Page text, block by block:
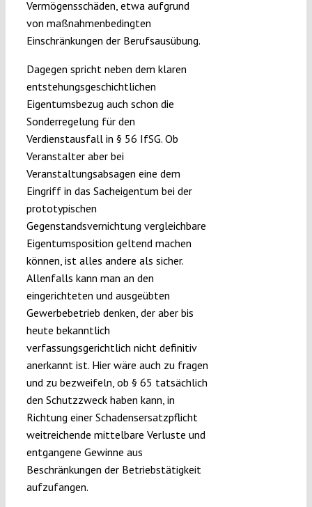
Vermögensschäden, etwa aufgrund
von maßnahmenbedingten
Einschränkungen der Berufsausübung.
Dagegen spricht neben dem klaren
entstehungsgeschichtlichen
Eigentumsbezug auch schon die
Sonderregelung für den
Verdienstausfall in § 56 IfSG. Ob
Veranstalter aber bei
Veranstaltungsabsagen eine dem
Eingriff in das Sacheigentum bei der
prototypischen
Gegenstandsvernichtung vergleichbare
Eigentumsposition geltend machen
können, ist alles andere als sicher.
Allenfalls kann man an den
eingerichteten und ausgeübten
Gewerbebetrieb denken, der aber bis
heute bekanntlich
verfassungsgerichtlich nicht definitiv
anerkannt ist. Hier wäre auch zu fragen
und zu bezweifeln, ob § 65 tatsächlich
den Schutzzweck haben kann, in
Richtung einer Schadensersatzpflicht
weitreichende mittelbare Verluste und
entgangene Gewinne aus
Beschränkungen der Betriebstätigkeit
aufzufangen.